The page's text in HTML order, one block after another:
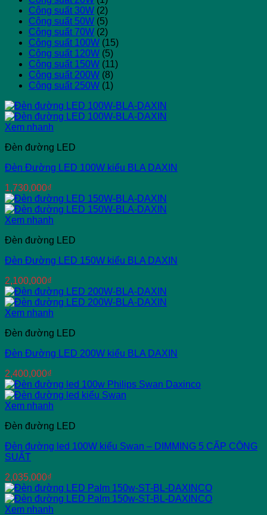
Công suất 30W (2)
Công suất 50W (5)
Công suất 70W (2)
Công suất 100W (15)
Công suất 120W (5)
Công suất 150W (11)
Công suất 200W (8)
Công suất 250W (1)
Xem nhanh
Đèn đường LED
Đèn Đường LED 100W kiểu BLA DAXIN
1,730,000₫
Xem nhanh
Đèn đường LED
Đèn Đường LED 150W kiểu BLA DAXIN
2,100,000₫
Xem nhanh
Đèn đường LED
Đèn Đường LED 200W kiểu BLA DAXIN
2,400,000₫
Xem nhanh
Đèn đường LED
Đèn đường led 100W kiểu Swan – DIMMING 5 CẤP CÔNG
SUẤT
2,035,000₫
Xem nhanh